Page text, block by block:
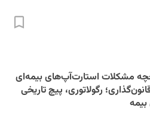
مشکلات استارت‌آپ‌های بیمه‌ای
رگولاتوری، پیچ تاریخی